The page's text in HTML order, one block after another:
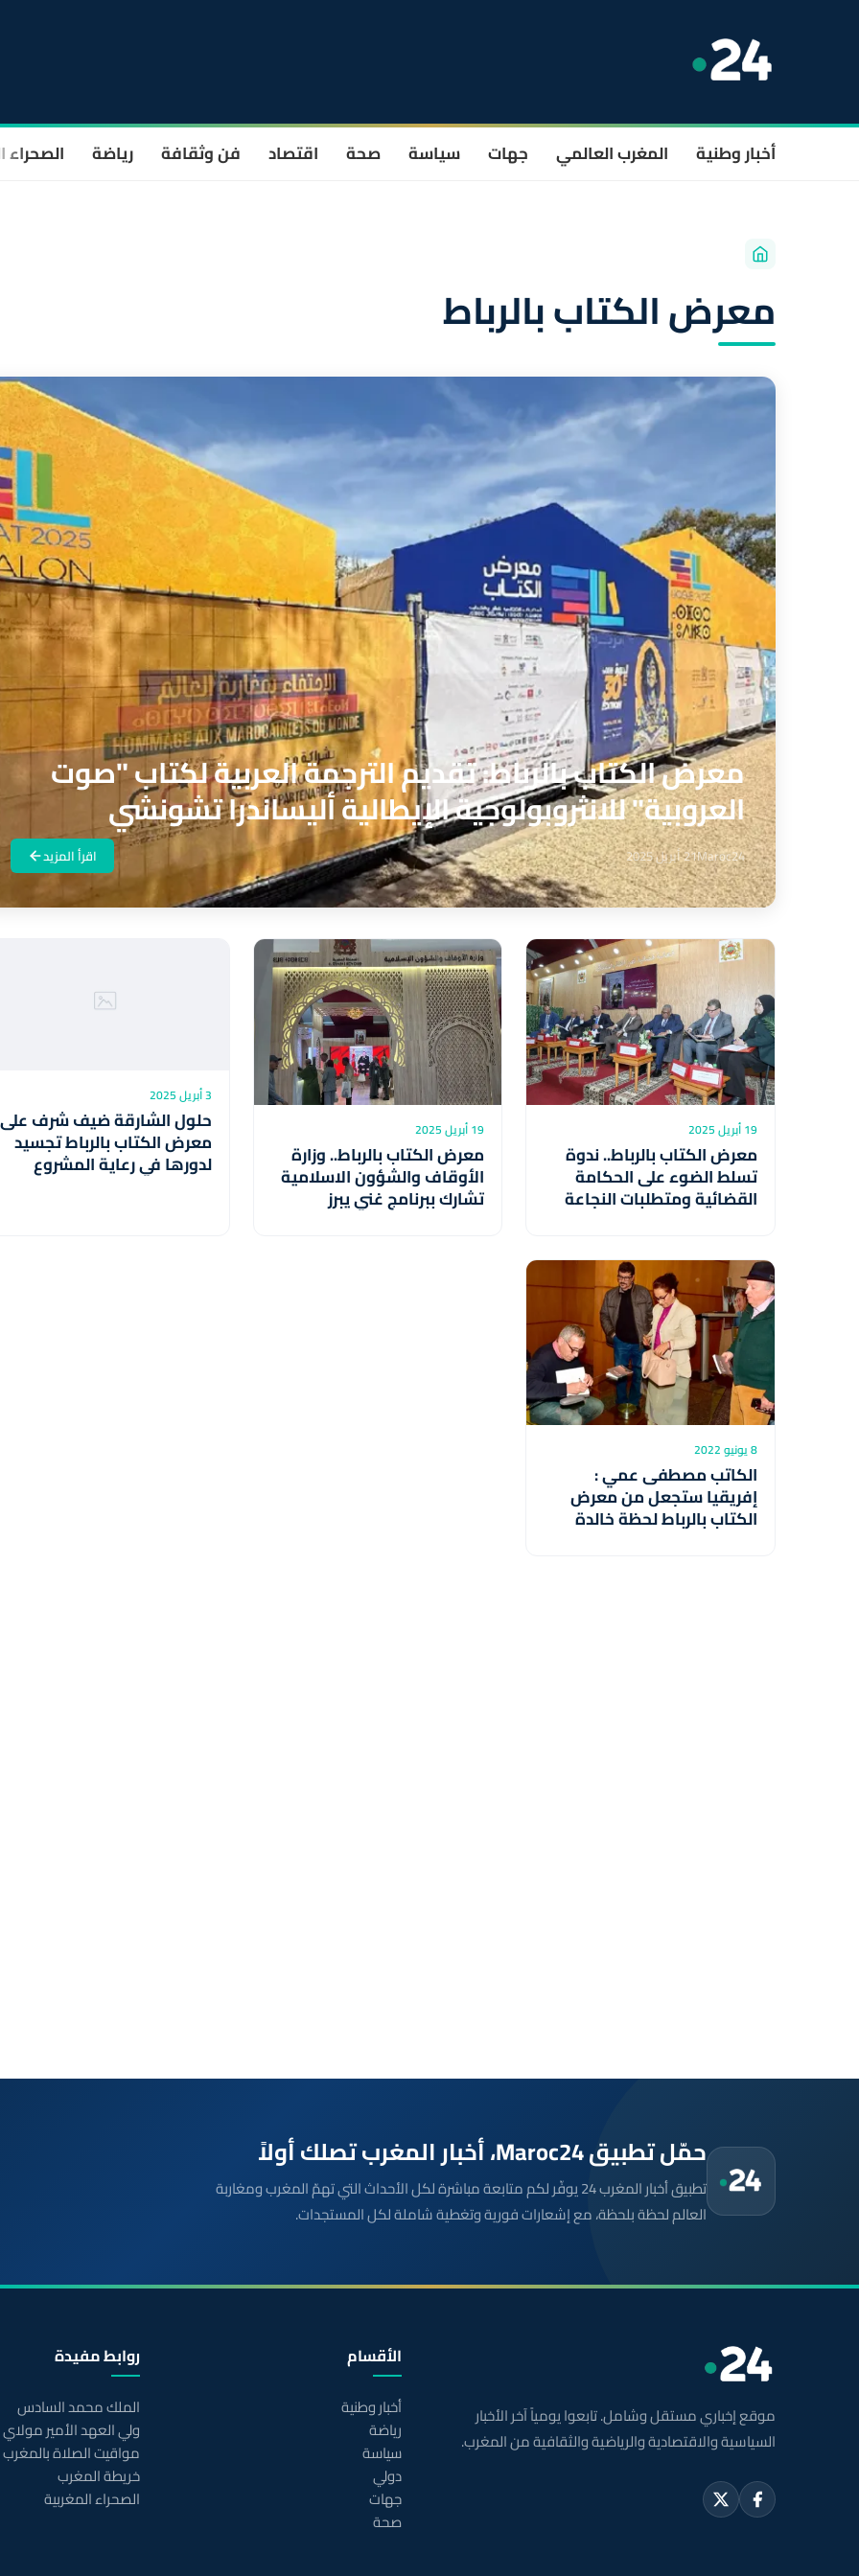
أخبار وطنية المغرب العالمي جهات سياسة صحة اقتصاد فن وثقافة رياضة الصحراء
معرض الكتاب بالرباط
معرض الكتاب بالرباط: تقديم الترجمة العربية لكتاب "صوت
العروبية" للانثروبولوجية الإيطالية أليساندرا تشونشي
Maroc2421 أبريل 2025 اقرأ المزيد
19 أبريل 2025
معرض الكتاب بالرباط.. ندوة
تسلط الضوء على الحكامة
القضائية ومتطلبات النجاعة
19 أبريل 2025
معرض الكتاب بالرباط.. وزارة
الأوقاف والشؤون الاسلامية
تشارك ببرنامج غني يبرز
إسهاماتها في الحقل الديني
3 أبريل 2025
حلول الشارقة ضيف شرف على
معرض الكتاب بالرباط تجسيد
لدورها في رعاية المشروع
الثقافي العربي الحديث
8 يونيو 2022
الكاتب مصطفى عمي :
إفريقيا ستجعل من معرض
الكتاب بالرباط لحظة خالدة
حمّل تطبيق Maroc24، أخبار المغرب تصلك أولاً
تطبيق أخبار المغرب 24 يوفّر لكم متابعة مباشرة لكل الأحداث التي تهمّ المغرب ومغاربة
العالم لحظة بلحظة، مع إشعارات فورية وتغطية شاملة لكل المستجدات.
موقع إخباري مستقل وشامل. تابعوا يومياً آخر الأخبار
السياسية والاقتصادية والرياضية والثقافية من المغرب.
الأقسام
أخبار وطنية
رياضة
سياسة
دولي
جهات
صحة
روابط مفيدة
الملك محمد السادس
ولي العهد الأمير
مواقيت الصلاة بالمغرب
خريطة المغرب
الصحراء المغربية